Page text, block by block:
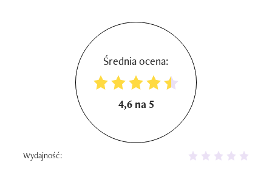
Średnia ocena:
4,6 na 5
Wydajność: